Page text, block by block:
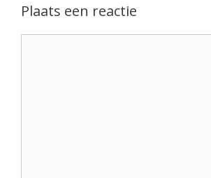
Plaats een reactie